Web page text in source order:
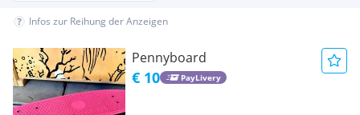
Infos zur Reihung der Anzeigen
Pennyboard
€ 10 PayLivery